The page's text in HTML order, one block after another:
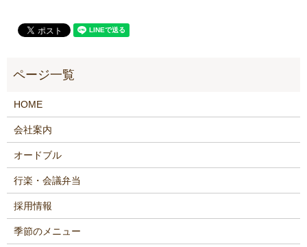
HOME
会社案内
オードブル
行楽・会議弁当
採用情報
季節のメニュー